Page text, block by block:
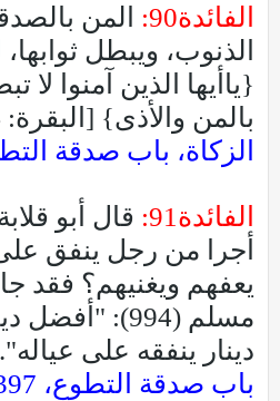
الفائدة90:
المن
الذنوب، ويبطل
{ياأيها الذين آمنوا لا
بالمن والأذى} [البقرة: 264].
الزكاة، باب صدقة التطوع،
الفائدة91:
قال أبو
أجرا من رجل ينفق
يعفهم ويغنيهم؟ فقد
مسلم (994):
دينار ينفقه على عياله".
باب صدقة التطوع، 3/397-398].